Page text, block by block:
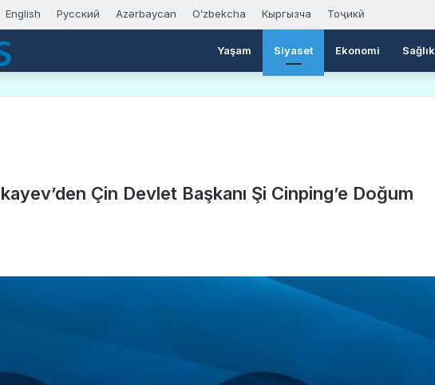
English Русский Azərbaycan Oʻzbekcha Кыргызча Тоҷикӣ
Yaşam Siyaset Ekonomi Sağlık
Çin Devlet Başkanı Şi Cinping’e Doğum